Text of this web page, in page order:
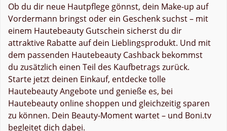
Ob du dir neue Hautpflege gönnst, dein Make-up auf
Vordermann bringst oder ein Geschenk suchst – mit
einem Hautebeauty Gutschein sicherst du dir
attraktive Rabatte auf dein Lieblingsprodukt. Und mit
dem passenden Hautebeauty Cashback bekommst
du zusätzlich einen Teil des Kaufbetrags zurück.
Starte jetzt deinen Einkauf, entdecke tolle
Hautebeauty Angebote und genieße es, bei
Hautebeauty online shoppen und gleichzeitig sparen
zu können. Dein Beauty-Moment wartet – und Boni.tv
begleitet dich dabei.